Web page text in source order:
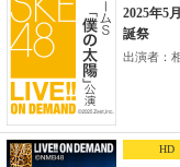
2025年5
誕祭
出演者：
HD